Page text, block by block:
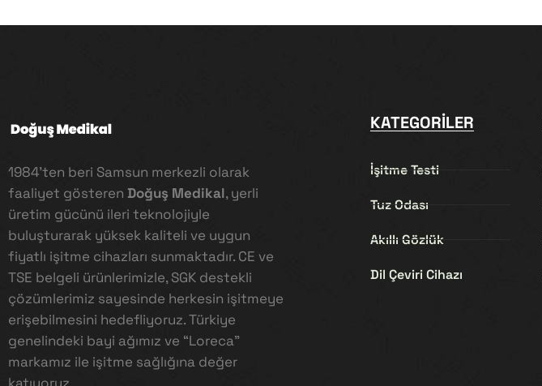
1984’ten beri Samsun merkezli olarak
faaliyet gösteren Doğuş Medikal, yerli
üretim gücünü ileri teknolojiyle
buluşturarak yüksek kaliteli ve uygun
fiyatlı işitme cihazları sunmaktadır. CE ve
TSE belgeli ürünlerimizle, SGK destekli
çözümlerimiz sayesinde herkesin işitmeye
erişebilmesini hedefliyoruz. Türkiye
genelindeki bayi ağımız ve “Loreca”
markamız ile işitme sağlığına değer
katıyoruz.
KATEGORILER
İşitme Testi
Tuz Odası
Akıllı Gözlük
Dil Çeviri Cihazı